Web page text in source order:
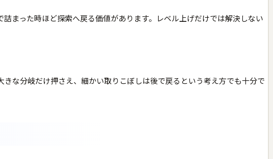
まった時ほど探索へ戻る価値があります。レベル上げだけでは解決しない
な分岐だけ押さえ、細かい取りこぼしは後で戻るという考え方でも十分で